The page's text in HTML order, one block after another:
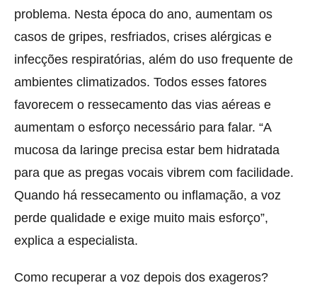
problema. Nesta época do ano, aumentam os
casos de gripes, resfriados, crises alérgicas e
infecções respiratórias, além do uso frequente de
ambientes climatizados. Todos esses fatores
favorecem o ressecamento das vias aéreas e
aumentam o esforço necessário para falar. “A
mucosa da laringe precisa estar bem hidratada
para que as pregas vocais vibrem com facilidade.
Quando há ressecamento ou inflamação, a voz
perde qualidade e exige muito mais esforço”,
explica a especialista.
Como recuperar a voz depois dos exageros?